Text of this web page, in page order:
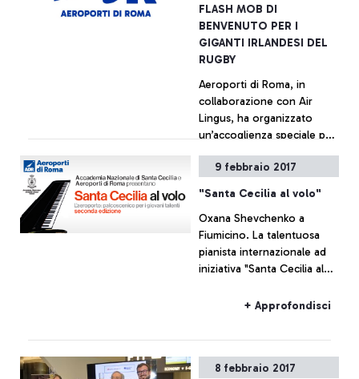
FLASH MOB DI
BENVENUTO PER I
GIGANTI IRLANDESI DEL
RUGBY
Aeroporti di Roma, in
collaborazione con Air
Lingus, ha organizzato
un’accoglienza speciale per
irlandese, giunta al
Leonardo da Vinci.
+ Approfondisci
9 febbraio 2017
"Santa Cecilia al volo"
Oxana Shevchenko a
Fiumicino. La talentuosa
pianista internazionale ad
iniziativa "Santa Cecilia al
+ Approfondisci
8 febbraio 2017